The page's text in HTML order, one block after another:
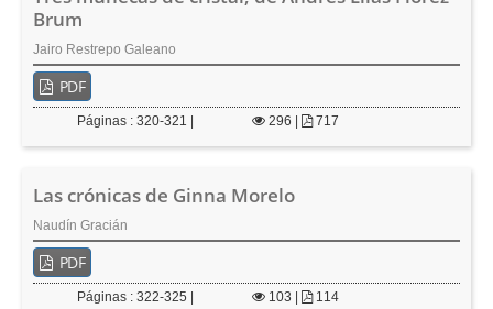
Brum
Jairo Restrepo Galeano
PDF
Páginas : 320-321 | 296 | 717
Las crónicas de Ginna Morelo
Naudín Gracián
PDF
Páginas : 322-325 | 103 | 114